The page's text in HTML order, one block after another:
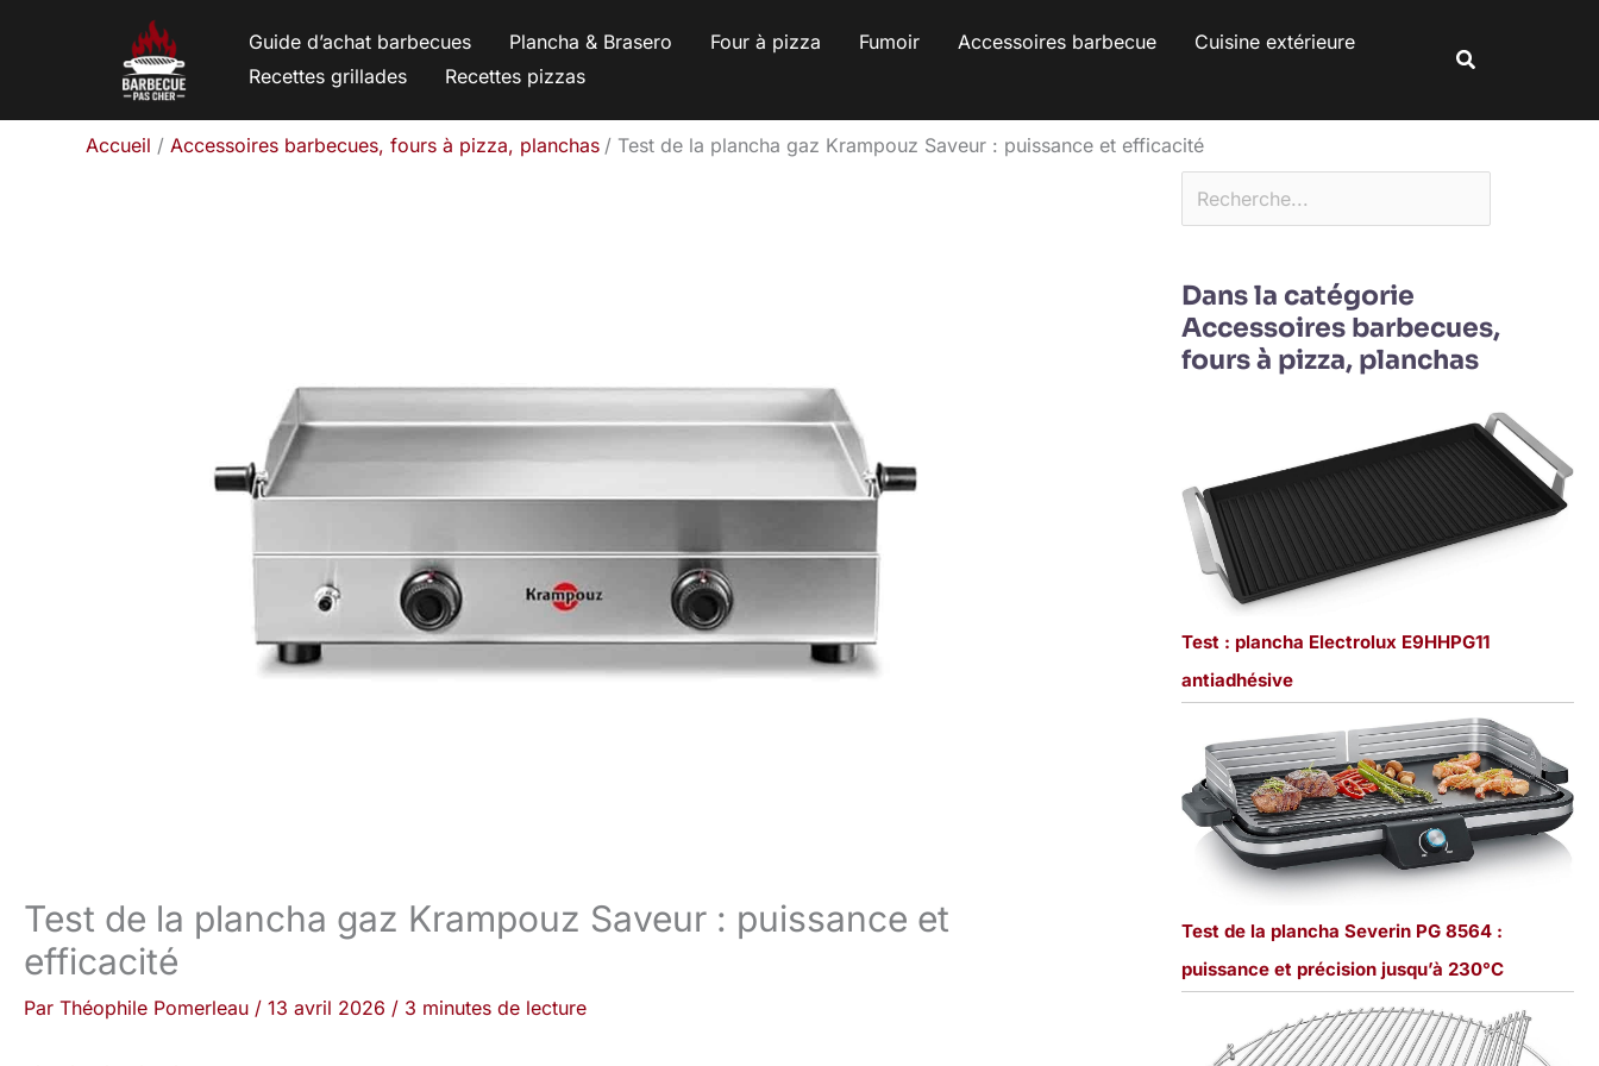
Guide d’achat barbecues Plancha & Brasero Four à pizza Fumoir Accessoires barbecue
Cuisine extérieure
Recettes grillades
Recettes pizzas
Rechercher
Accueil Accessoires barbecues, fours à pizza, planchas Test de la plancha gaz Krampouz Saveur : puissance et efficacité
Test de la plancha gaz Krampouz Saveur : puissance et
efficacité
Par Théophile Pomerleau / 13 avril 2026 / 3 minutes de lecture
Dans la catégorie
Accessoires barbecues,
fours à pizza, planchas
Test : plancha Electrolux E9HHPG11
antiadhésive
Test de la plancha Severin PG 8564 :
puissance et précision jusqu’à 230°C